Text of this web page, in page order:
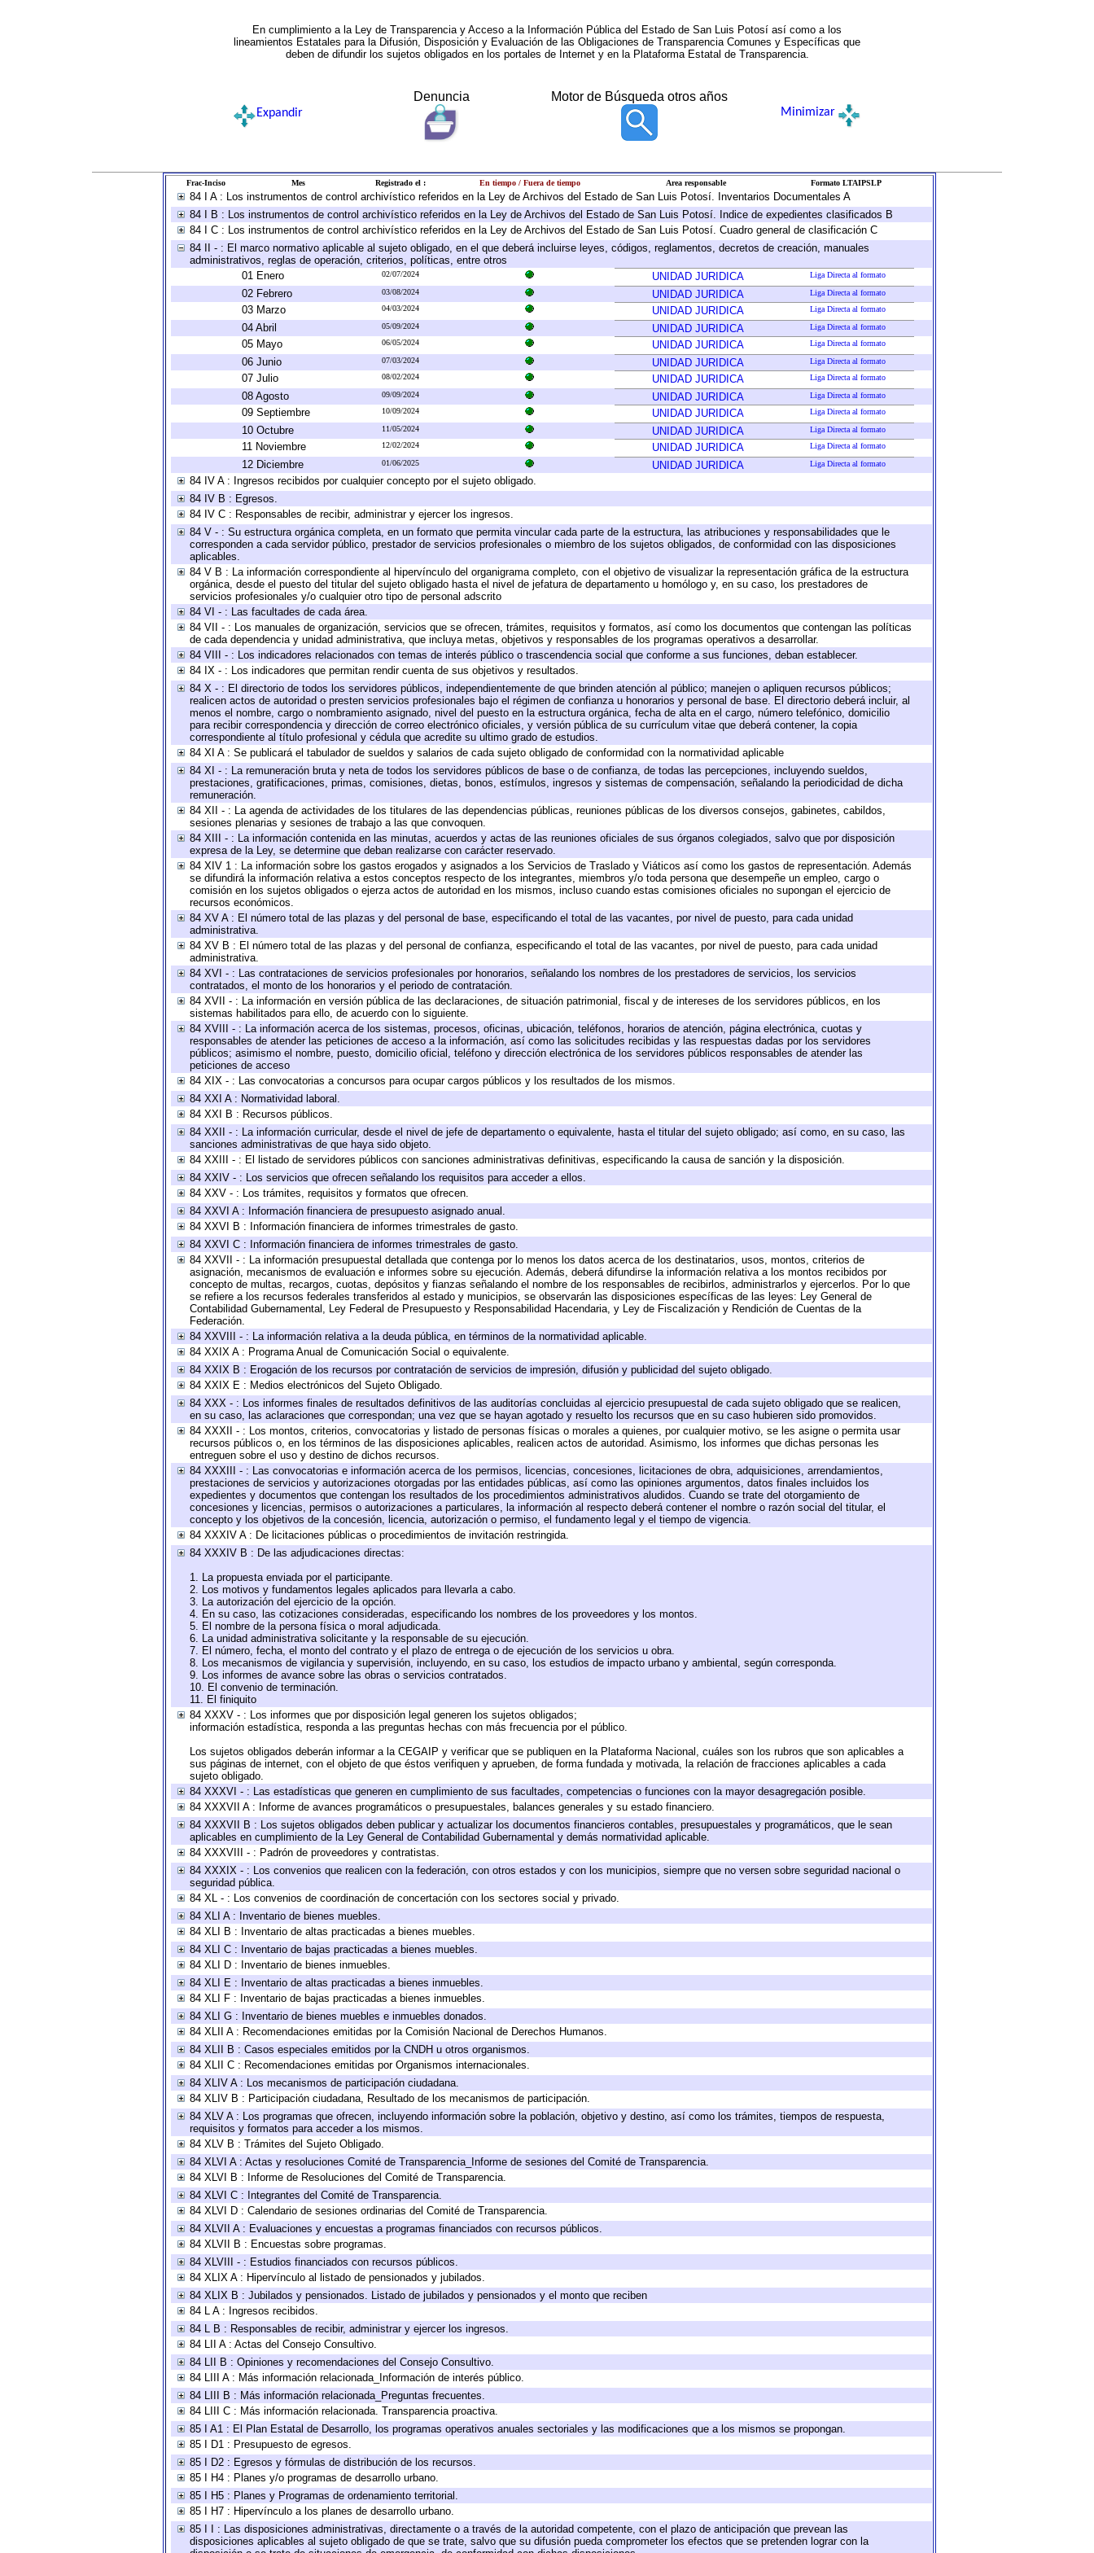
En cumplimiento a la Ley de Transparencia y Acceso a la Información Pública del Estado de San Luis Potosí así como a los
lineamientos Estatales para la Difusión, Disposición y Evaluación de las Obligaciones de Transparencia Comunes y Específicas que
deben de difundir los sujetos obligados en los portales de Internet y en la Plataforma Estatal de Transparencia.
Denuncia Motor de Búsqueda otros años
Expandir Minimizar
Frac-Inciso Mes Registrado el : En tiempo / Fuera de tiempo Area responsable Formato LTAIPSLP
84 I A : Los instrumentos de control archivístico referidos en la Ley de Archivos del Estado de San Luis Potosí. Inventarios Documentales A
84 I B : Los instrumentos de control archivístico referidos en la Ley de Archivos del Estado de San Luis Potosí. Indice de expedientes clasificados B
84 I C : Los instrumentos de control archivístico referidos en la Ley de Archivos del Estado de San Luis Potosí. Cuadro general de clasificación C
84 II - : El marco normativo aplicable al sujeto obligado, en el que deberá incluirse leyes, códigos, reglamentos, decretos de creación, manuales
administrativos, reglas de operación, criterios, políticas, entre otros
01 Enero
02/07/2024 UNIDAD JURIDICA Liga Directa al formato
02 Febrero 03/08/2024 UNIDAD JURIDICA Liga Directa al formato
03 Marzo 04/03/2024 UNIDAD JURIDICA Liga Directa al formato
04 Abril 05/09/2024 UNIDAD JURIDICA Liga Directa al formato
05 Mayo 06/05/2024 UNIDAD JURIDICA Liga Directa al formato
06 Junio 07/03/2024 UNIDAD JURIDICA Liga Directa al formato
07 Julio 08/02/2024 UNIDAD JURIDICA Liga Directa al formato
08 Agosto 09/09/2024 UNIDAD JURIDICA Liga Directa al formato
09 Septiembre 10/09/2024 UNIDAD JURIDICA Liga Directa al formato
10 Octubre 11/05/2024 UNIDAD JURIDICA Liga Directa al formato
11 Noviembre 12/02/2024 UNIDAD JURIDICA Liga Directa al formato
12 Diciembre 01/06/2025 UNIDAD JURIDICA Liga Directa al formato
84 IV A : Ingresos recibidos por cualquier concepto por el sujeto obligado.
84 IV B : Egresos.
84 IV C : Responsables de recibir, administrar y ejercer los ingresos.
84 V - : Su estructura orgánica completa, en un formato que permita vincular cada parte de la estructura, las atribuciones y responsabilidades que le
corresponden a cada servidor público, prestador de servicios profesionales o miembro de los sujetos obligados, de conformidad con las disposiciones
aplicables.
84 V B : La información correspondiente al hipervínculo del organigrama completo, con el objetivo de visualizar la representación gráfica de la estructura
orgánica, desde el puesto del titular del sujeto obligado hasta el nivel de jefatura de departamento u homólogo y, en su caso, los prestadores de
servicios profesionales y/o cualquier otro tipo de personal adscrito
84 VI - : Las facultades de cada área.
84 VII - : Los manuales de organización, servicios que se ofrecen, trámites, requisitos y formatos, así como los documentos que contengan las políticas
de cada dependencia y unidad administrativa, que incluya metas, objetivos y responsables de los programas operativos a desarrollar.
84 VIII - : Los indicadores relacionados con temas de interés público o trascendencia social que conforme a sus funciones, deban establecer.
84 IX - : Los indicadores que permitan rendir cuenta de sus objetivos y resultados.
84 X - : El directorio de todos los servidores públicos, independientemente de que brinden atención al público; manejen o apliquen recursos públicos;
realicen actos de autoridad o presten servicios profesionales bajo el régimen de confianza u honorarios y personal de base. El directorio deberá incluir, al
menos el nombre, cargo o nombramiento asignado, nivel del puesto en la estructura orgánica, fecha de alta en el cargo, número telefónico, domicilio
para recibir correspondencia y dirección de correo electrónico oficiales, y versión pública de su currículum vitae que deberá contener, la copia
correspondiente al título profesional y cédula que acredite su ultimo grado de estudios.
84 XI A : Se publicará el tabulador de sueldos y salarios de cada sujeto obligado de conformidad con la normatividad aplicable
84 XI - : La remuneración bruta y neta de todos los servidores públicos de base o de confianza, de todas las percepciones, incluyendo sueldos,
prestaciones, gratificaciones, primas, comisiones, dietas, bonos, estímulos, ingresos y sistemas de compensación, señalando la periodicidad de dicha
remuneración.
84 XII - : La agenda de actividades de los titulares de las dependencias públicas, reuniones públicas de los diversos consejos, gabinetes, cabildos,
sesiones plenarias y sesiones de trabajo a las que convoquen.
84 XIII - : La información contenida en las minutas, acuerdos y actas de las reuniones oficiales de sus órganos colegiados, salvo que por disposición
expresa de la Ley, se determine que deban realizarse con carácter reservado.
84 XIV 1 : La información sobre los gastos erogados y asignados a los Servicios de Traslado y Viáticos así como los gastos de representación. Además
se difundirá la información relativa a estos conceptos respecto de los integrantes, miembros y/o toda persona que desempeñe un empleo, cargo o
comisión en los sujetos obligados o ejerza actos de autoridad en los mismos, incluso cuando estas comisiones oficiales no supongan el ejercicio de
recursos económicos.
84 XV A : El número total de las plazas y del personal de base, especificando el total de las vacantes, por nivel de puesto, para cada unidad
administrativa.
84 XV B : El número total de las plazas y del personal de confianza, especificando el total de las vacantes, por nivel de puesto, para cada unidad
administrativa.
84 XVI - : Las contrataciones de servicios profesionales por honorarios, señalando los nombres de los prestadores de servicios, los servicios
contratados, el monto de los honorarios y el periodo de contratación.
84 XVII - : La información en versión pública de las declaraciones, de situación patrimonial, fiscal y de intereses de los servidores públicos, en los
sistemas habilitados para ello, de acuerdo con lo siguiente.
84 XVIII - : La información acerca de los sistemas, procesos, oficinas, ubicación, teléfonos, horarios de atención, página electrónica, cuotas y
responsables de atender las peticiones de acceso a la información, así como las solicitudes recibidas y las respuestas dadas por los servidores
públicos; asimismo el nombre, puesto, domicilio oficial, teléfono y dirección electrónica de los servidores públicos responsables de atender las
peticiones de acceso
84 XIX - : Las convocatorias a concursos para ocupar cargos públicos y los resultados de los mismos.
84 XXI A : Normatividad laboral.
84 XXI B : Recursos públicos.
84 XXII - : La información curricular, desde el nivel de jefe de departamento o equivalente, hasta el titular del sujeto obligado; así como, en su caso, las
sanciones administrativas de que haya sido objeto.
84 XXIII - : El listado de servidores públicos con sanciones administrativas definitivas, especificando la causa de sanción y la disposición.
84 XXIV - : Los servicios que ofrecen señalando los requisitos para acceder a ellos.
84 XXV - : Los trámites, requisitos y formatos que ofrecen.
84 XXVI A : Información financiera de presupuesto asignado anual.
84 XXVI B : Información financiera de informes trimestrales de gasto.
84 XXVI C : Información financiera de informes trimestrales de gasto.
84 XXVII - : La información presupuestal detallada que contenga por lo menos los datos acerca de los destinatarios, usos, montos, criterios de
asignación, mecanismos de evaluación e informes sobre su ejecución. Además, deberá difundirse la información relativa a los montos recibidos por
concepto de multas, recargos, cuotas, depósitos y fianzas señalando el nombre de los responsables de recibirlos, administrarlos y ejercerlos. Por lo que
se refiere a los recursos federales transferidos al estado y municipios, se observarán las disposiciones específicas de las leyes: Ley General de
Contabilidad Gubernamental, Ley Federal de Presupuesto y Responsabilidad Hacendaria, y Ley de Fiscalización y Rendición de Cuentas de la
Federación.
84 XXVIII - : La información relativa a la deuda pública, en términos de la normatividad aplicable.
84 XXIX A : Programa Anual de Comunicación Social o equivalente.
84 XXIX B : Erogación de los recursos por contratación de servicios de impresión, difusión y publicidad del sujeto obligado.
84 XXIX E : Medios electrónicos del Sujeto Obligado.
84 XXX - : Los informes finales de resultados definitivos de las auditorías concluidas al ejercicio presupuestal de cada sujeto obligado que se realicen,
en su caso, las aclaraciones que correspondan; una vez que se hayan agotado y resuelto los recursos que en su caso hubieren sido promovidos.
84 XXXII - : Los montos, criterios, convocatorias y listado de personas físicas o morales a quienes, por cualquier motivo, se les asigne o permita usar
recursos públicos o, en los términos de las disposiciones aplicables, realicen actos de autoridad. Asimismo, los informes que dichas personas les
entreguen sobre el uso y destino de dichos recursos.
84 XXXIII - : Las convocatorias e información acerca de los permisos, licencias, concesiones, licitaciones de obra, adquisiciones, arrendamientos,
prestaciones de servicios y autorizaciones otorgadas por las entidades públicas, así como las opiniones argumentos, datos finales incluidos los
expedientes y documentos que contengan los resultados de los procedimientos administrativos aludidos. Cuando se trate del otorgamiento de
concesiones y licencias, permisos o autorizaciones a particulares, la información al respecto deberá contener el nombre o razón social del titular, el
concepto y los objetivos de la concesión, licencia, autorización o permiso, el fundamento legal y el tiempo de vigencia.
84 XXXIV A : De licitaciones públicas o procedimientos de invitación restringida.
84 XXXIV B : De las adjudicaciones directas:
1. La propuesta enviada por el participante.
2. Los motivos y fundamentos legales aplicados para llevarla a cabo.
3. La autorización del ejercicio de la opción.
4. En su caso, las cotizaciones consideradas, especificando los nombres de los proveedores y los montos.
5. El nombre de la persona física o moral adjudicada.
6. La unidad administrativa solicitante y la responsable de su ejecución.
7. El número, fecha, el monto del contrato y el plazo de entrega o de ejecución de los servicios u obra.
8. Los mecanismos de vigilancia y supervisión, incluyendo, en su caso, los estudios de impacto urbano y ambiental, según corresponda.
9. Los informes de avance sobre las obras o servicios contratados.
10. El convenio de terminación.
11. El finiquito
84 XXXV - : Los informes que por disposición legal generen los sujetos obligados;
información estadística, responda a las preguntas hechas con más frecuencia por el público.
Los sujetos obligados deberán informar a la CEGAIP y verificar que se publiquen en la Plataforma Nacional, cuáles son los rubros que son aplicables a
sus páginas de internet, con el objeto de que éstos verifiquen y aprueben, de forma fundada y motivada, la relación de fracciones aplicables a cada
sujeto obligado.
84 XXXVI - : Las estadísticas que generen en cumplimiento de sus facultades, competencias o funciones con la mayor desagregación posible.
84 XXXVII A : Informe de avances programáticos o presupuestales, balances generales y su estado financiero.
84 XXXVII B : Los sujetos obligados deben publicar y actualizar los documentos financieros contables, presupuestales y programáticos, que le sean
aplicables en cumplimiento de la Ley General de Contabilidad Gubernamental y demás normatividad aplicable.
84 XXXVIII - : Padrón de proveedores y contratistas.
84 XXXIX - : Los convenios que realicen con la federación, con otros estados y con los municipios, siempre que no versen sobre seguridad nacional o
seguridad pública.
84 XL - : Los convenios de coordinación de concertación con los sectores social y privado.
84 XLI A : Inventario de bienes muebles.
84 XLI B : Inventario de altas practicadas a bienes muebles.
84 XLI C : Inventario de bajas practicadas a bienes muebles.
84 XLI D : Inventario de bienes inmuebles.
84 XLI E : Inventario de altas practicadas a bienes inmuebles.
84 XLI F : Inventario de bajas practicadas a bienes inmuebles.
84 XLI G : Inventario de bienes muebles e inmuebles donados.
84 XLII A : Recomendaciones emitidas por la Comisión Nacional de Derechos Humanos.
84 XLII B : Casos especiales emitidos por la CNDH u otros organismos.
84 XLII C : Recomendaciones emitidas por Organismos internacionales.
84 XLIV A : Los mecanismos de participación ciudadana.
84 XLIV B : Participación ciudadana, Resultado de los mecanismos de participación.
84 XLV A : Los programas que ofrecen, incluyendo información sobre la población, objetivo y destino, así como los trámites, tiempos de respuesta,
requisitos y formatos para acceder a los mismos.
84 XLV B : Trámites del Sujeto Obligado.
84 XLVI A : Actas y resoluciones Comité de Transparencia_Informe de sesiones del Comité de Transparencia.
84 XLVI B : Informe de Resoluciones del Comité de Transparencia.
84 XLVI C : Integrantes del Comité de Transparencia.
84 XLVI D : Calendario de sesiones ordinarias del Comité de Transparencia.
84 XLVII A : Evaluaciones y encuestas a programas financiados con recursos públicos.
84 XLVII B : Encuestas sobre programas.
84 XLVIII - : Estudios financiados con recursos públicos.
84 XLIX A : Hipervínculo al listado de pensionados y jubilados.
84 XLIX B : Jubilados y pensionados. Listado de jubilados y pensionados y el monto que reciben
84 L A : Ingresos recibidos.
84 L B : Responsables de recibir, administrar y ejercer los ingresos.
84 LII A : Actas del Consejo Consultivo.
84 LII B : Opiniones y recomendaciones del Consejo Consultivo.
84 LIII A : Más información relacionada_Información de interés público.
84 LIII B : Más información relacionada_Preguntas frecuentes.
84 LIII C : Más información relacionada. Transparencia proactiva.
85 I A1 : El Plan Estatal de Desarrollo, los programas operativos anuales sectoriales y las modificaciones que a los mismos se propongan.
85 I D1 : Presupuesto de egresos.
85 I D2 : Egresos y fórmulas de distribución de los recursos.
85 I H4 : Planes y/o programas de desarrollo urbano.
85 I H5 : Planes y Programas de ordenamiento territorial.
85 I H7 : Hipervínculo a los planes de desarrollo urbano.
85 I I : Las disposiciones administrativas, directamente o a través de la autoridad competente, con el plazo de anticipación que prevean las
disposiciones aplicables al sujeto obligado de que se trate, salvo que su difusión pueda comprometer los efectos que se pretenden lograr con la